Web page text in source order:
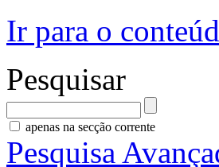
Ir para o
Pesquisar
apenas na secção corrente
Pesquisa